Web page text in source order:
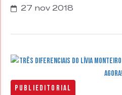
27 nov 2018
Publieditorial